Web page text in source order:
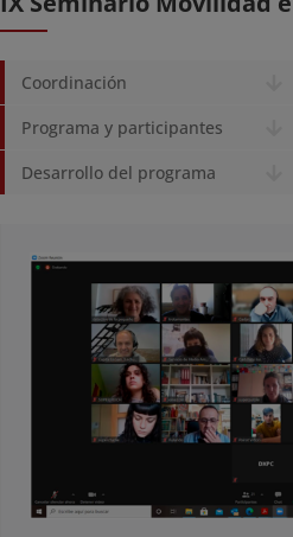
Coordinación
Programa y participantes
Desarrollo del programa